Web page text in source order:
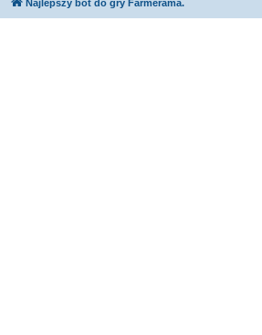
Najlepszy bot do gry Farmerama.